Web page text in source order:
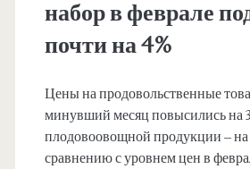
набор в феврале
почти на 4%
Цены на продовольственные
минувший месяц повысились на
плодовоовощной продукции –
сравнению с уровнем цен в